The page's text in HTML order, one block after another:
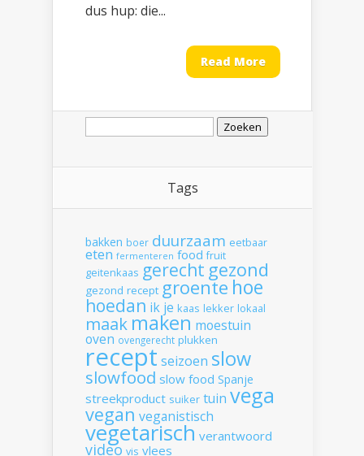
dus hup: die...
Read More
Zoeken
Tags
bakken boer duurzaam eetbaar
eten fermenteren food fruit
geitenkaas gerecht gezond
gezond recept groente hoe
hoedan ik je kaas lekker lokaal
maak maken moestuin
oven ovengerecht plukken
recept seizoen slow
slowfood slow food Spanje
streekproduct suiker tuin vega
vegan veganistisch
vegetarisch verantwoord
video vis vlees